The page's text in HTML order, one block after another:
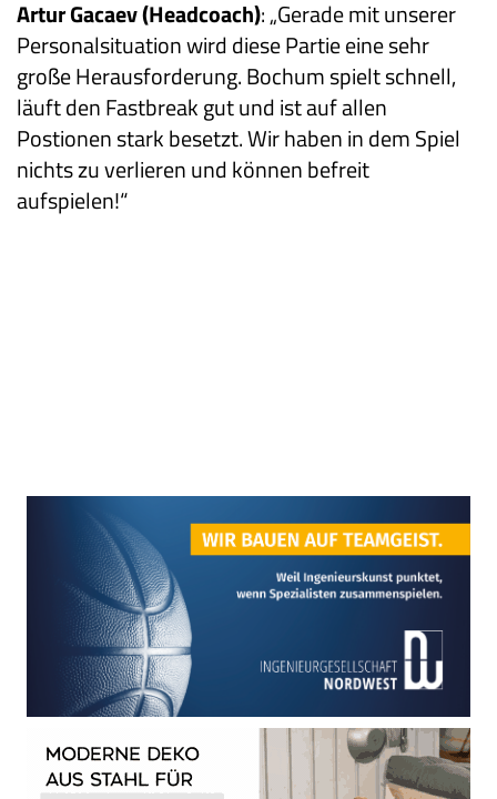
Artur Gacaev (Headcoach): „Gerade mit unserer
Personalsituation wird diese Partie eine sehr
große Herausforderung. Bochum spielt schnell,
läuft den Fastbreak gut und ist auf allen
Postionen stark besetzt. Wir haben in dem Spiel
nichts zu verlieren und können befreit
aufspielen!“